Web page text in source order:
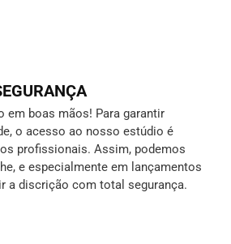
em boas mãos! Para garantir
o acesso ao nosso estúdio é
profissionais. Assim, podemos
e especialmente em lançamentos
a discrição com total segurança.